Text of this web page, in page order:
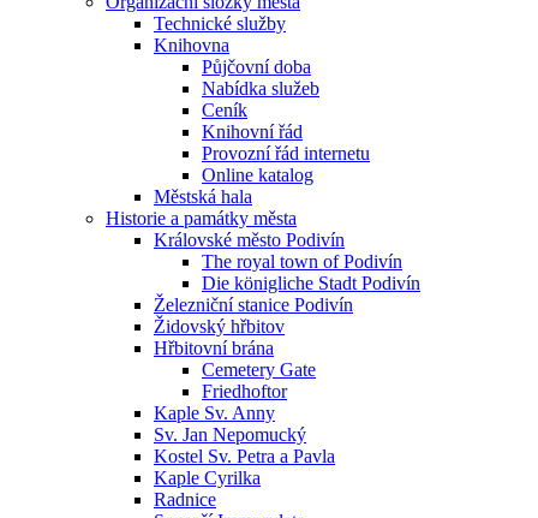
Technické služby
Knihovna
Půjčovní doba
Nabídka služeb
Ceník
Knihovní řád
Provozní řád internetu
Online katalog
Městská hala
Historie a památky města
Královské město Podivín
The royal town of Podivín
Die königliche Stadt Podivín
Železniční stanice Podivín
Židovský hřbitov
Hřbitovní brána
Cemetery Gate
Friedhoftor
Kaple Sv. Anny
Sv. Jan Nepomucký
Kostel Sv. Petra a Pavla
Kaple Cyrilka
Radnice